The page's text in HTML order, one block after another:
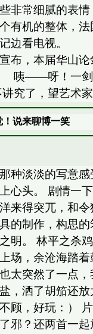
非常细腻的表
有机的整体
记边看电视
宣布，本届华
——呀！一剑
了，望艺术家
说来聊博一笑
种淡淡的写意
心头。 剧情一
来得突兀，和
的制作，构思
明。 林平之杀
场，余沧海踏
太突然了一点
，洒了胡笳还
顾，好玩：）
邪？还两首一